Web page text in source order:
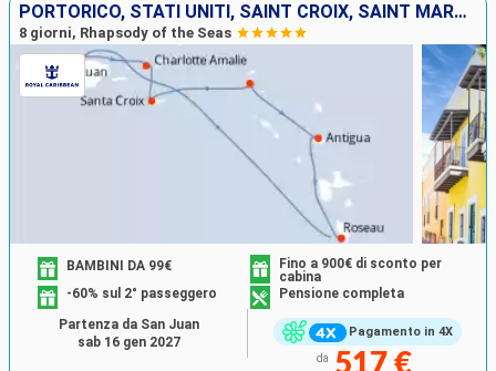
PORTORICO, STATI UNITI, SAINT CROIX, SAINT MARTIN, ANTIGUA E BARBUDA, DOMINICA
8 giorni, Rhapsody of the Seas
Pagamento in 4X
BAMBINI DA 99€
Fino a 900€ di sconto per
cabina
-60% sul 2° passeggero
Pensione completa
da 517 €
Partenza da San Juan
sab 16 gen 2027